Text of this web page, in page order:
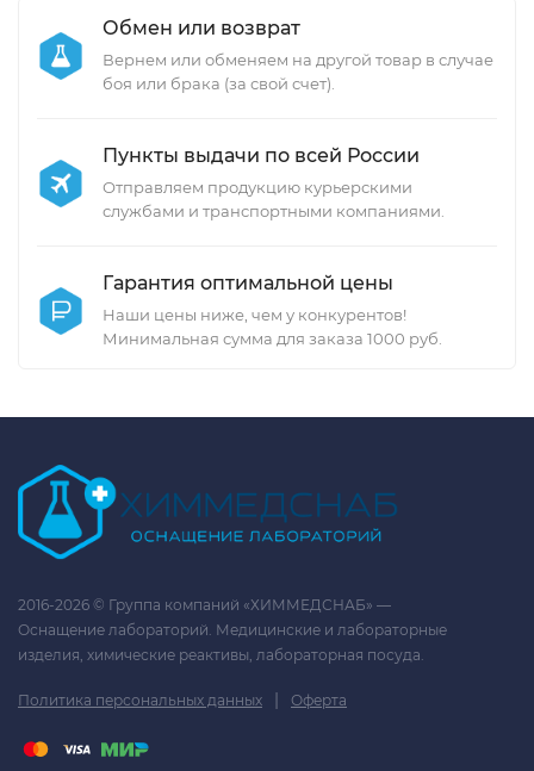
Обмен или возврат
Вернем или обменяем на другой товар в случае
боя или брака (за свой счет).
Пункты выдачи по всей России
Отправляем продукцию курьерскими
службами и транспортными компаниями.
Гарантия оптимальной цены
Наши цены ниже, чем у конкурентов!
Минимальная сумма для заказа 1000 руб.
2016-2026 © Группа компаний «ХИММЕДСНАБ» —
Оснащение лабораторий. Медицинские и лабораторные
изделия, химические реактивы, лабораторная посуда.
Политика персональных данных | Оферта